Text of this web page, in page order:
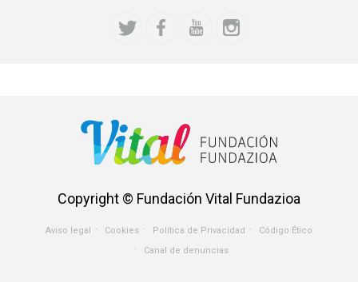
Copyright © Fundación Vital Fundazioa
Aviso legal Cookies Política de Privacidad
Código Ético
Canal de denuncias